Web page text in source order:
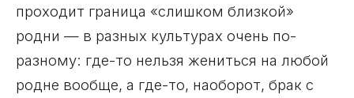
проходит граница «слишком близкой»
родни — в разных культурах очень по-
разному: где-то нельзя жениться на любой
родне вообще, а где-то, наоборот, брак с